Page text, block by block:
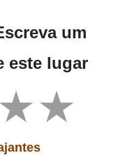
um
este lugar